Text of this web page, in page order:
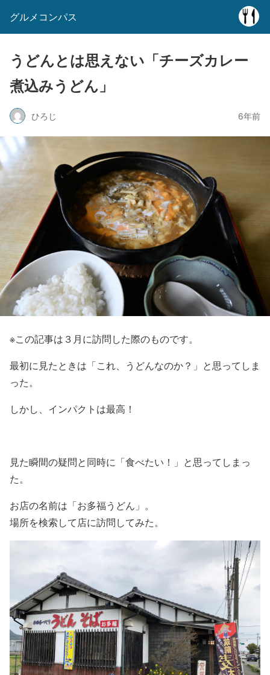
グルメコンパス
うどんとは思えない「チーズカレー
煮込みうどん」
ひろじ 6年前
※この記事は３月に訪問した際のものです。
最初に見たときは「これ、うどんなのか？」と思ってしま
った。
しかし、インパクトは最高！
見た瞬間の疑問と同時に「食べたい！」と思ってしまっ
た。
お店の名前は「お多福うどん」。
場所を検索して店に訪問してみた。